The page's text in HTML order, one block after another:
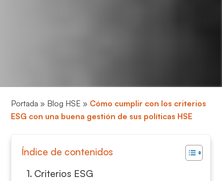
Portada » Blog HSE » Cómo cumplir con los criterios
ESG con una buena gestión de sus políticas HSE
Índice de contenidos
Criterios ESG